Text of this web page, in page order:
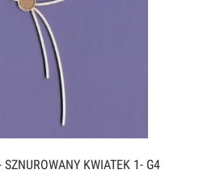
KWIATEK 1- G4